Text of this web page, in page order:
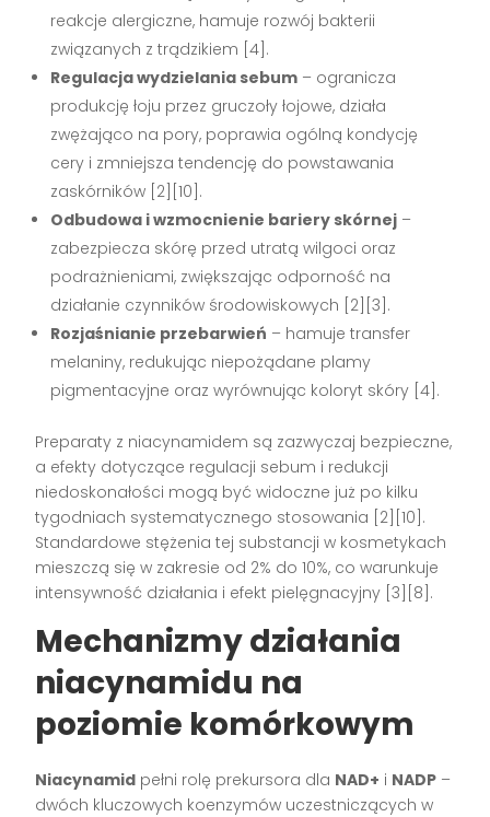
reakcje alergiczne, hamuje rozwój bakterii
związanych z trądzikiem [4].
Regulacja wydzielania sebum – ogranicza
produkcję łoju przez gruczoły łojowe, działa
zwężająco na pory, poprawia ogólną kondycję
cery i zmniejsza tendencję do powstawania
zaskórników [2][10].
Odbudowa i wzmocnienie bariery skórnej –
zabezpiecza skórę przed utratą wilgoci oraz
podrażnieniami, zwiększając odporność na
działanie czynników środowiskowych [2][3].
Rozjaśnianie przebarwień – hamuje transfer
melaniny, redukując niepożądane plamy
pigmentacyjne oraz wyrównując koloryt skóry [4].
Preparaty z niacynamidem są zazwyczaj bezpieczne,
a efekty dotyczące regulacji sebum i redukcji
niedoskonałości mogą być widoczne już po kilku
tygodniach systematycznego stosowania [2][10].
Standardowe stężenia tej substancji w kosmetykach
mieszczą się w zakresie od 2% do 10%, co warunkuje
intensywność działania i efekt pielęgnacyjny [3][8].
Mechanizmy działania
niacynamidu na
poziomie komórkowym
Niacynamid pełni rolę prekursora dla NAD+ i NADP –
dwóch kluczowych koenzymów uczestniczących w